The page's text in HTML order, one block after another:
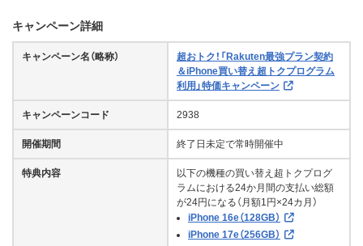
キャンペーン詳細
キャンペーン名（略称）
超おトク！「Rakuten最強プラン契約
＆iPhone買い替え超トクプログラム
利用」特価キャンペーン
キャンペーンコード 2938
開催期間 終了日未定で常時開催中
特典内容
以下の機種の買い替え超トクプログ
ラムにおける24か月間の支払い総額
が24円になる（月額1円×24カ月）
iPhone 16e（128GB）
iPhone 17e（256GB）